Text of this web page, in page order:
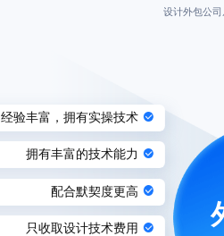
设计外包公
经验丰富，拥有实操技术
拥有丰富的技术能力
配合默契度更高
只收取设计技术费用